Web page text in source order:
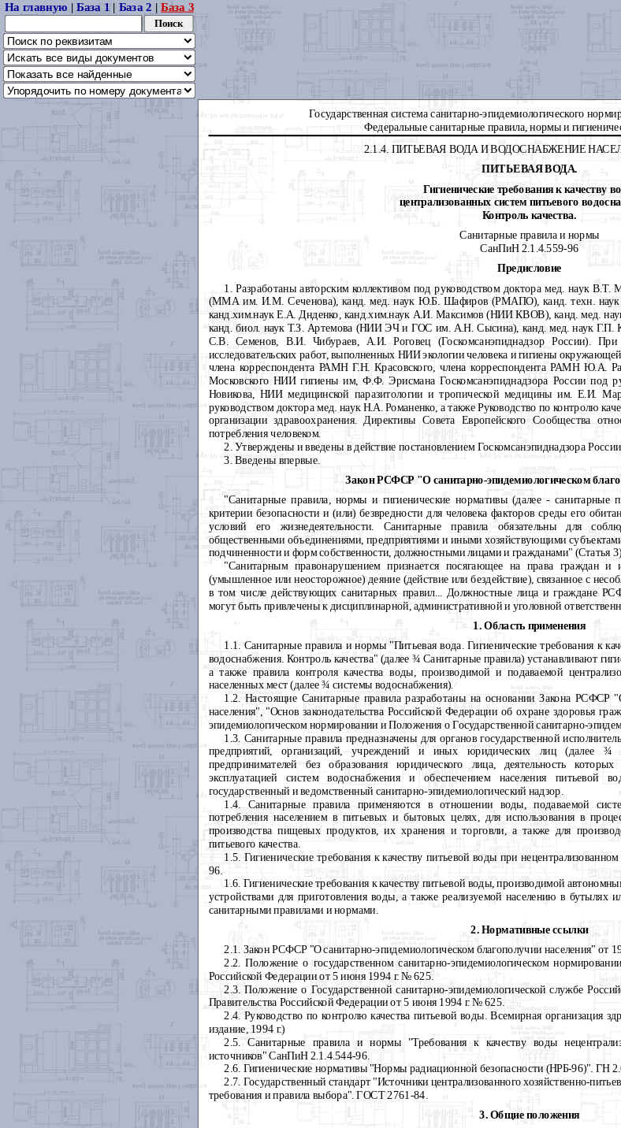
На главную |База 1 | База 2 |База 3
Государственная система санитарно-эпидемиологического
Федеральные санитарные правила, нормы и
2.1.4. ПИТЬЕВАЯ ВОДА И ВОДОСНАБЖЕНИЕ
ПИТЬЕВАЯ ВОДА.
Гигиенические требования к качеству
централизованных систем питьевого
Контроль качества.
Санитарные правила и нормы
СанПиН 2.1.4.559-96
Предисловие
1. Разработаны авторским коллективом под руководством доктора мед. наук В.Т.
(ММА им. И.М. Сеченова), канд. мед. наук Ю.Б. Шафиров (РМАПО), канд. техн.
канд.хим.наук Е.А. Днденко, канд.хим.наук А.И. Максимов (НИИ КВОВ), канд. мед.
канд. биол. наук Т.З. Артемова (НИИ ЭЧ и ГОС им. А.Н. Сысина), канд. мед. наук Г.П.
С.В. Семенов, В.И. Чибураев, А.И. Роговец (Госкомсанэпиднадзор России). При
исследовательских работ, выполненных НИИ экологии человека и гигиены
члена корреспондента РАМН Г.Н. Красовского, члена корреспондента РАМН Ю.А.
Московского НИИ гигиены им, Ф.Ф. Эрисмана Госкомсанэпиднадзора России под
Новикова, НИИ медицинской паразитологии и тропической медицины им. Е.И.
руководством доктора мед. наук Н.А. Романенко, а также Руководство по контролю
организации здравоохранения. Директивы Совета Европейского Сообщества
потребления человеком.
2. Утверждены и введены в действие постановлением Госкомсанэпиднадзора
3. Введены впервые.
Закон РСФСР "О санитарно-эпидемиологическом
"Санитарные правила, нормы и гигиенические нормативы (далее - санитарные
критерии безопасности и (или) безвредности для человека факторов среды его
условий его жизнедеятельности. Санитарные правила обязательны для
общественными объединениями, предприятиями и иными хозяйствующими
подчиненности и форм собственности, должностными лицами и гражданами" (Статья
"Санитарным правонарушением признается посягающее на права граждан и
(умышленное или неосторожное) деяние (действие или бездействие), связанное с
в том числе действующих санитарных правил... Должностные лица и граждане
могут быть привлечены к дисциплинарной, административной и уголовной
1. Область применения
1.1. Санитарные правила и нормы "Питьевая вода. Гигиенические требования к
водоснабжения. Контроль качества" (далее ¾ Санитарные правила) устанавливают
а также правила контроля качества воды, производимой и подаваемой
населенных мест (далее¾ системы водоснабжения).
1.2. Настоящие Санитарные правила разработаны на основании Закона РСФСР
населения", "Основ законодательства Российской Федерации об охране здоровья
эпидемиологическом нормировании и Положения о Государственной санитарно-
1.3. Санитарные правила предназначены для органов государственной
предприятий, организаций, учреждений и иных юридических лиц (далее ¾
предпринимателей без образования юридического лица, деятельность
эксплуатацией систем водоснабжения и обеспечением населения питьевой
государственный и ведомственный санитарно-эпидемиологический надзор.
1.4. Санитарные правила применяются в отношении воды, подаваемой
потребления населением в питьевых и бытовых целях, для использования в
производства пищевых продуктов, их хранения и торговли, а также для
питьевого качества.
1.5. Гигиенические требования к качеству питьевой воды при
96.
1.6. Гигиенические требования к качеству питьевой воды, производимой
устройствами для приготовления воды, а также реализуемой населению в бутылях
санитарными правилами и нормами.
2. Нормативные ссылки
2.1. Закон РСФСР "О санитарно-эпидемиологическом благополучии населения" от
2.2. Положение о государственном санитарно-эпидемиологическом
Российской Федерации от 5 июня 1994 г. № 625.
2.3. Положение о Государственной санитарно-эпидемиологической службе
Правительства Российской Федерации от 5 июня 1994 г. № 625.
2.4. Руководство по контролю качества питьевой воды. Всемирная организация
издание, 1994 г.)
2.5. Санитарные правила и нормы "Требования к качеству воды
источников" СанПиН 2.1.4.544-96.
2.6. Гигиенические нормативы "Нормы радиационной безопасности (НРБ-96)". ГН
2.7. Государственный стандарт "Источники централизованного хозяйственно-
требования и правила выбора". ГОСТ 2761-84.
3. Общие положения